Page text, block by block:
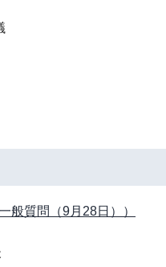
般質問（9月28日））